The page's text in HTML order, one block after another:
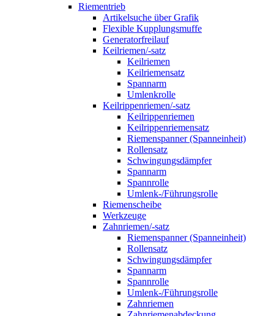
Riementrieb
Artikelsuche über Grafik
Flexible Kupplungsmuffe
Generatorfreilauf
Keilriemen/-satz
Keilriemen
Keilriemensatz
Spannarm
Umlenkrolle
Keilrippenriemen/-satz
Keilrippenriemen
Keilrippenriemensatz
Riemenspanner (Spanneinheit)
Rollensatz
Schwingungsdämpfer
Spannarm
Spannrolle
Umlenk-/Führungsrolle
Riemenscheibe
Werkzeuge
Zahnriemen/-satz
Riemenspanner (Spanneinheit)
Rollensatz
Schwingungsdämpfer
Spannarm
Spannrolle
Umlenk-/Führungsrolle
Zahnriemen